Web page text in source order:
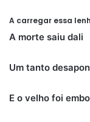
A carregar essa
A morte saiu dali
Um tanto
E o velho foi